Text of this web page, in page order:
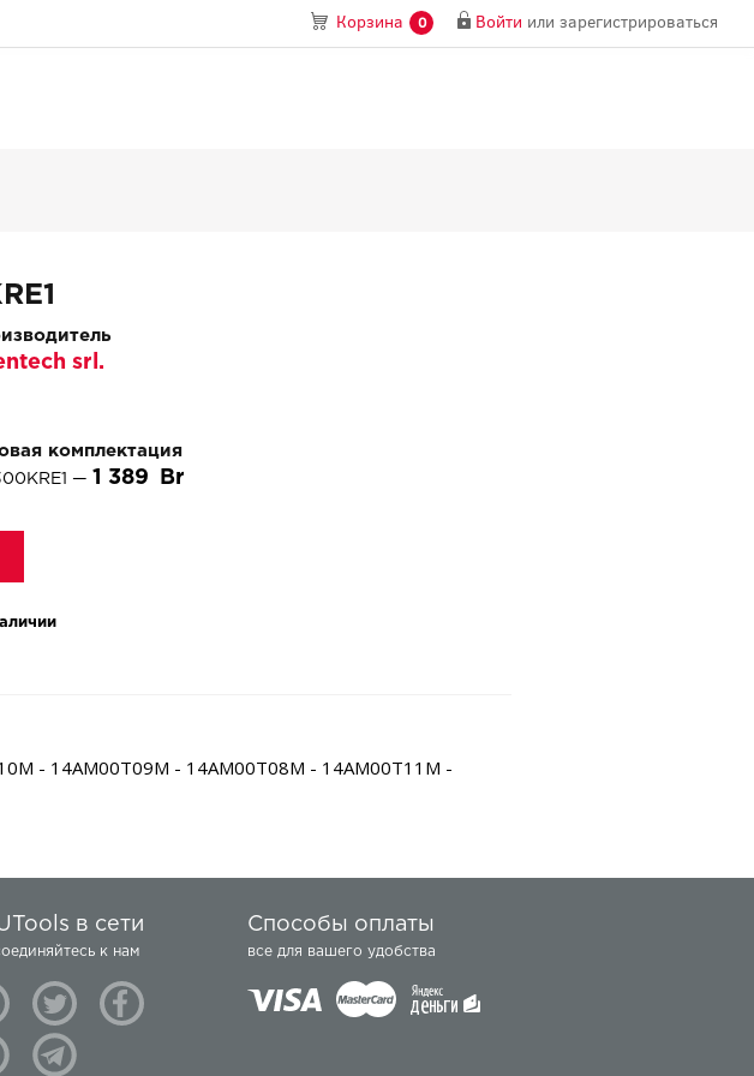
Корзина 0 Войти или зарегистрироваться
srl.
комплектация
— 1 389
- 14AM00T09M - 14AM00T08M - 14AM00T11M -
в сети
к нам
Способы оплаты
все для вашего удобства